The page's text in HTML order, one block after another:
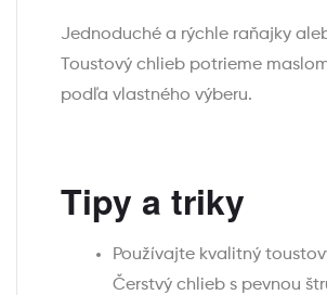
Jednoduché a rýchle raňajky
Toustový chlieb potrieme
podľa vlastného výberu.
Tipy a triky
Používajte kvalitný
Čerstvý chlieb s pevnou